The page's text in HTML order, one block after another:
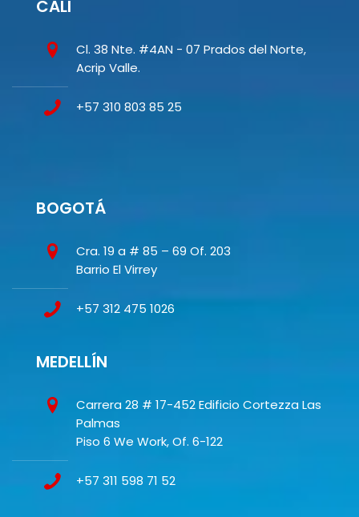
CALI
Cl. 38 Nte. #4AN - 07 Prados del Norte,
Acrip Valle.
+57 310 803 85 25
BOGOTÁ
Cra. 19 a # 85 – 69 Of. 203
Barrio El Virrey
+57 312 475 1026
MEDELLÍN
Carrera 28 # 17-452 Edificio Cortezza Las
Palmas
Piso 6 We Work, Of. 6-122
+57 311 598 71 52